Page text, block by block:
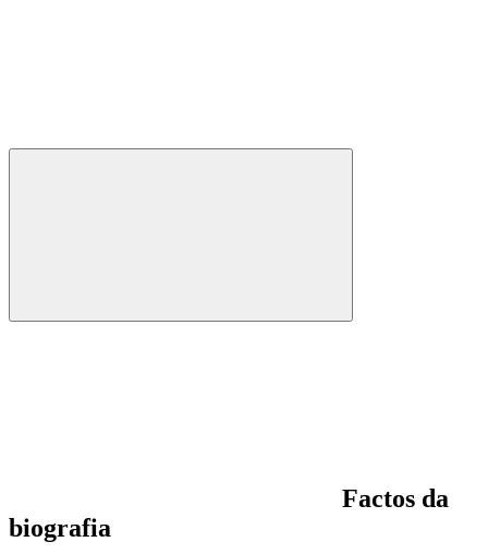
Factos da
biografia